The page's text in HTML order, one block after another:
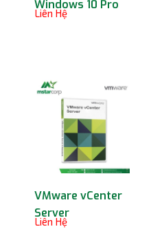
Windows 10 Pro
Liên Hệ
VMware vCenter
Server
Liên Hệ